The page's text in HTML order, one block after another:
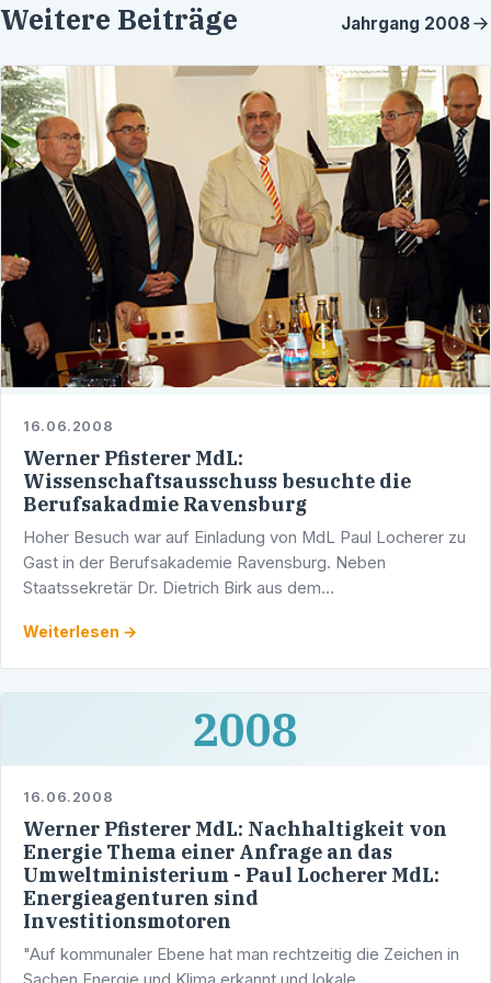
Weitere Beiträge Jahrgang 2008
16.06.2008
Werner Pfisterer MdL:
Wissenschaftsausschuss besuchte die
Berufsakadmie Ravensburg
Hoher Besuch war auf Einladung von MdL Paul Locherer zu
Gast in der Berufsakademie Ravensburg. Neben
Staatssekretär Dr. Dietrich Birk aus dem
Hänssler und Prof. Rudolf …
Weiterlesen →
2008
16.06.2008
Werner Pfisterer MdL: Nachhaltigkeit von
Energie Thema einer Anfrage an das
Umweltministerium - Paul Locherer MdL:
Energieagenturen sind
Investitionsmotoren
"Auf kommunaler Ebene hat man rechtzeitig die Zeichen in